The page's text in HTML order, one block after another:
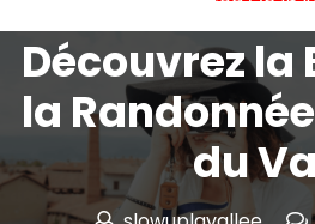
Découvrez la
la
du